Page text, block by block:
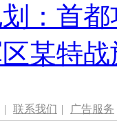
：首
某特
| 联系我们 | 广告服务